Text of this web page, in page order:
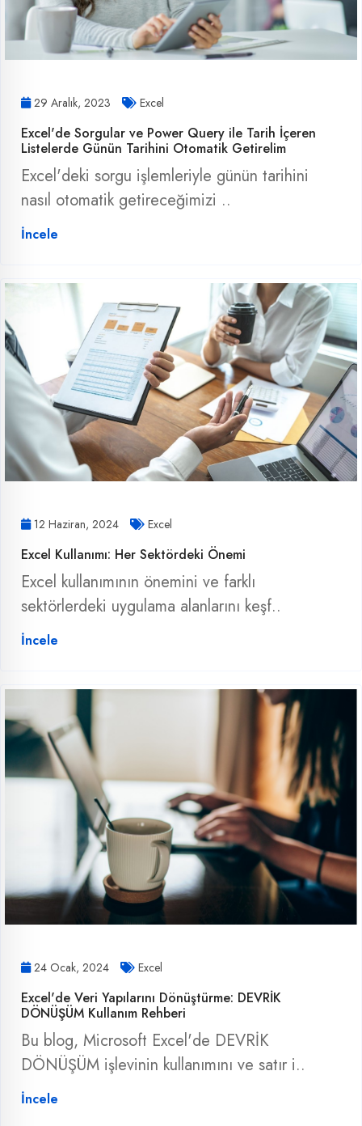
29 Aralık, 2023 Excel
Excel'de Sorgular ve Power Query ile Tarih İçeren
Listelerde Günün Tarihini Otomatik Getirelim
Excel'deki sorgu işlemleriyle günün tarihini
nasıl otomatik getireceğimizi ..
İncele
12 Haziran, 2024 Excel
Excel Kullanımı: Her Sektördeki Önemi
Excel kullanımının önemini ve farklı
sektörlerdeki uygulama alanlarını keşf..
İncele
24 Ocak, 2024 Excel
Excel'de Veri Yapılarını Dönüştürme: DEVRİK
DÖNÜŞÜM Kullanım Rehberi
Bu blog, Microsoft Excel'de DEVRİK
DÖNÜŞÜM işlevinin kullanımını ve satır i..
İncele